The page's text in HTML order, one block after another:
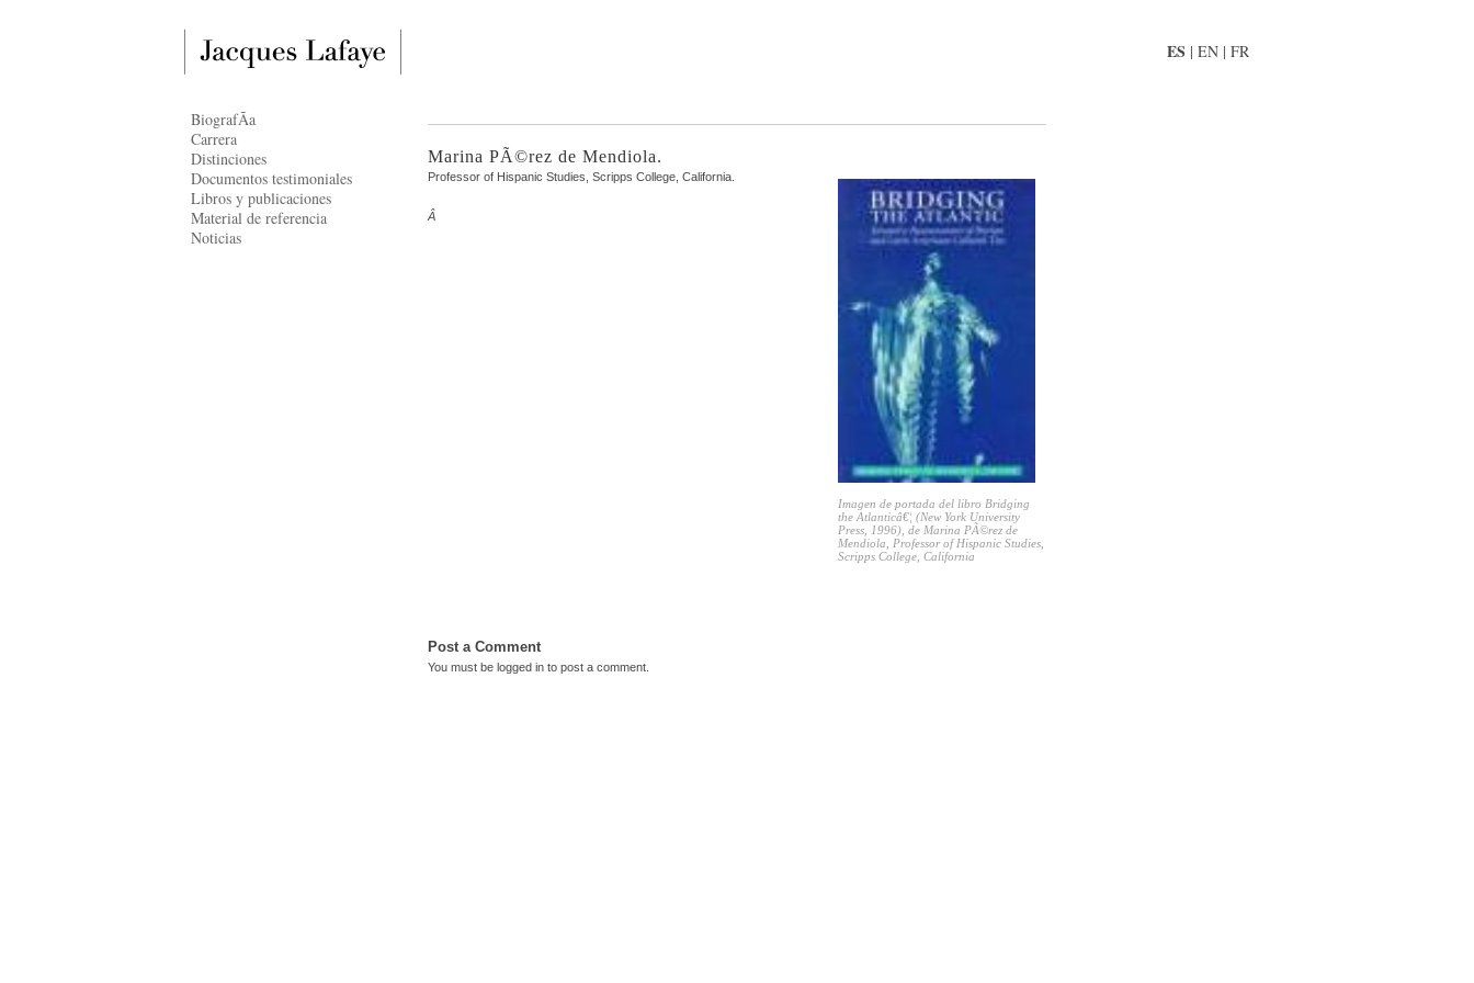
Marina PÃ©rez de Mendiola.
Imagen de portada del libro Bridging
the Atlanticâ€¦ (New York University
Press, 1996), de Marina PÃ©rez de
Mendiola, Professor of Hispanic Studies,
Scripps College, California
Professor of Hispanic Studies, Scripps College, California.
Â
Post a Comment
You must be logged in to post a comment.
BiografÃ­a
Carrera
Distinciones
Documentos testimoniales
Libros y publicaciones
Material de referencia
Noticias
ES | EN | FR